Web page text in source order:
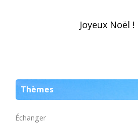
navigation
Joyeux Noël !
Thèmes
Échanger